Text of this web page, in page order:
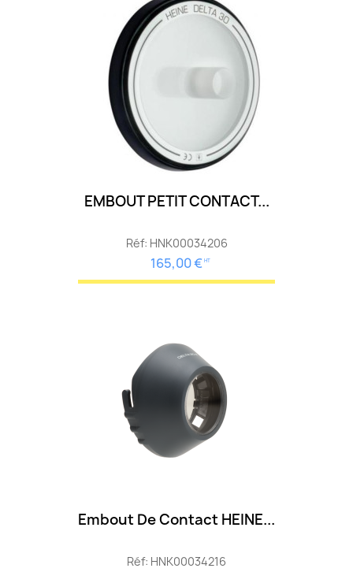
EMBOUT PETIT CONTACT...
Réf: HNK00034206
165,00 € HT
Embout De Contact HEINE...
Réf: HNK00034216